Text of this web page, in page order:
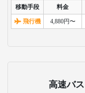
移動手段 料金
飛行機 4,880円〜
高速バ